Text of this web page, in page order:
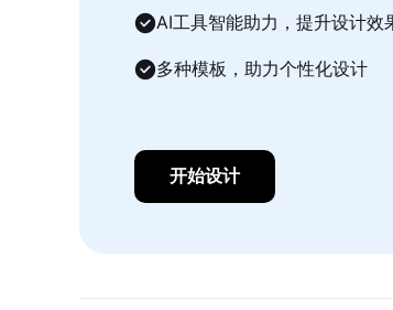
AI工具智能助力，提升设计效
多种模板，助力个性化设计
开始设计